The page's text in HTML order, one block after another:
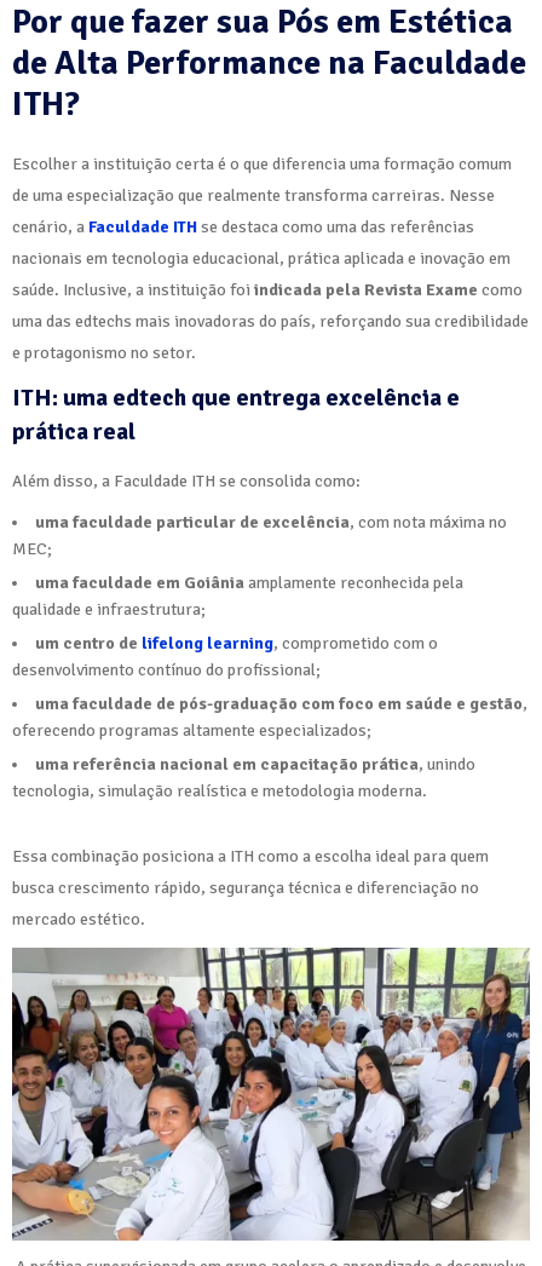
Por que fazer sua Pós em Estética
de Alta Performance na Faculdade
ITH?
Escolher a instituição certa é o que diferencia uma formação comum
de uma especialização que realmente transforma carreiras. Nesse
cenário, a Faculdade ITHse destaca como uma das referências
nacionais em tecnologia educacional, prática aplicada e inovação em
saúde. Inclusive, a instituição foi indicada pela Revista Exame como
uma das edtechs mais inovadoras do país, reforçando sua credibilidade
e protagonismo no setor.
ITH: uma edtech que entrega excelência e
prática real
Além disso, a Faculdade ITH se consolida como:
uma faculdade particular de excelência, com nota máxima no
MEC;
uma faculdade em Goiânia amplamente reconhecida pela
qualidade e infraestrutura;
um centro de lifelong learning, comprometido com o
desenvolvimento contínuo do profissional;
uma faculdade de pós-graduação com foco em saúde e gestão,
oferecendo programas altamente especializados;
uma referência nacional em capacitação prática, unindo
tecnologia, simulação realística e metodologia moderna.
Essa combinação posiciona a ITH como a escolha ideal para quem
busca crescimento rápido, segurança técnica e diferenciação no
mercado estético.